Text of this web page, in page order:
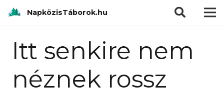
NapközisTáborok.hu
Itt senkire nem
néznek rossz